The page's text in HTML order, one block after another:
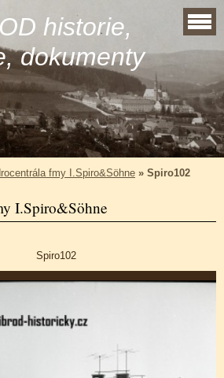
historie,
dokumenty
fmy I.Spiro&Söhne » Spiro102
I.Spiro&Söhne
Spiro102